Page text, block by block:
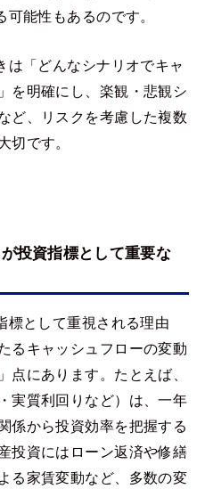
能性もあるのです。
は「どんなシナリオでキャ
を明確にし、楽観・悲観シ
ど、リスクを考慮した複数
切です。
投資指標として重要な
標として重視される理由
るキャッシュフローの変動
点にあります。たとえば、
実質利回りなど）は、一年
係から投資効率を把握する
投資にはローン返済や修繕
る家賃変動など、多数の変